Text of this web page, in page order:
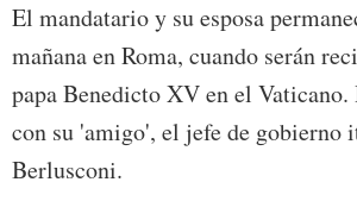
El mandatario y su esposa
mañana en Roma, cuando serán
papa Benedicto XV en el Vaticano.
con su 'amigo', el jefe de gobierno
Berlusconi.